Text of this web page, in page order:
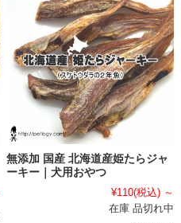
無添加 国産 北海道産姫たらジャ
ーキー｜犬用おやつ
¥110(税込) ～
在庫 品切れ中